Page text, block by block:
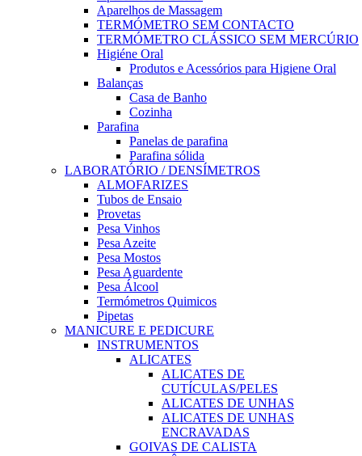
Aparelhos de Massagem
TERMÓMETRO SEM CONTACTO
TERMÓMETRO CLÁSSICO SEM MERCÚRIO
Higiéne Oral
Produtos e Acessórios para Higiene Oral
Balanças
Casa de Banho
Cozinha
Parafina
Panelas de parafina
Parafina sólida
LABORATÓRIO / DENSÍMETROS
ALMOFARIZES
Tubos de Ensaio
Provetas
Pesa Vinhos
Pesa Azeite
Pesa Mostos
Pesa Aguardente
Pesa Álcool
Termómetros Quimicos
Pipetas
MANICURE E PEDICURE
INSTRUMENTOS
ALICATES
ALICATES DE
CUTÍCULAS/PELES
ALICATES DE UNHAS
ALICATES DE UNHAS
ENCRAVADAS
GOIVAS DE CALISTA